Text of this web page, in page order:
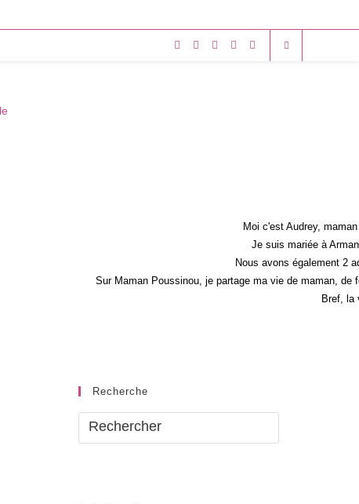
Moi c'est Audrey,
Je suis mariée à
Nous avons également 2
Sur Maman Poussinou, je partage ma vie de maman,
Bref, la
Recherche